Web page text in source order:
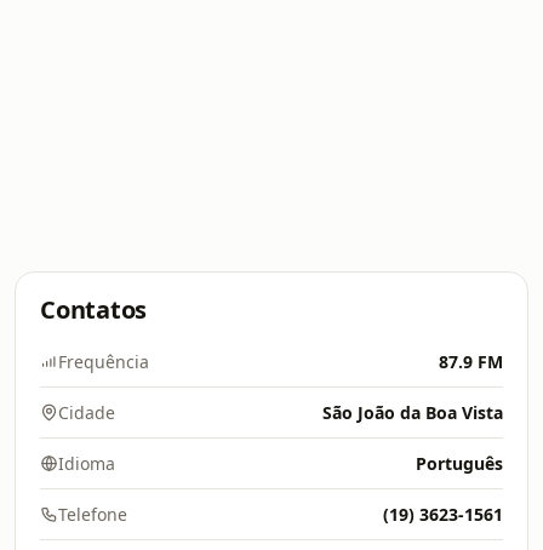
Contatos
Frequência 87.9 FM
Cidade São João da Boa Vista
Idioma Português
Telefone (19) 3623-1561